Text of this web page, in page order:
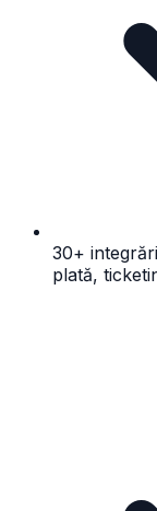
30+
plată,